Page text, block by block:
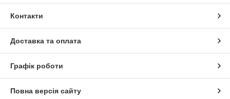
Контакти
Доставка та оплата
Графік роботи
Повна версія сайту